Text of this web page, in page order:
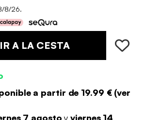
8/26.
A LA CESTA
a partir de 19.99 €(ver
7 agostoyviernes 14